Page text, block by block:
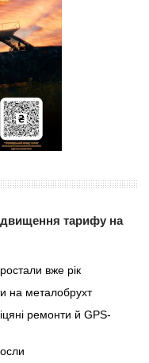
тарифу на
вже рік
на металобрухт
ремонти й GPS-